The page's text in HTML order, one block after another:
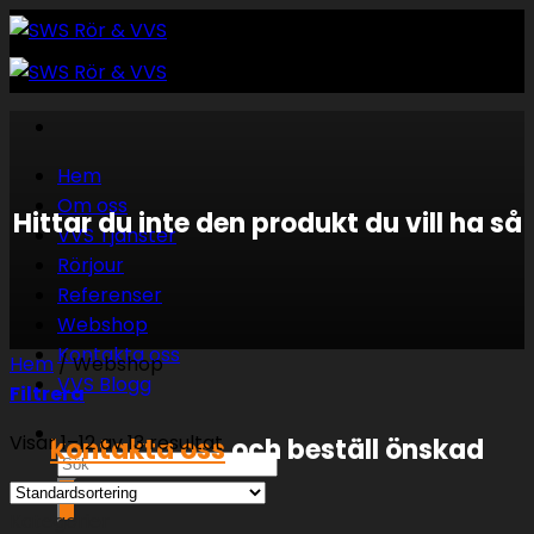
Skip
to
content
Hem
Om oss
VVS Tjänster
Rörjour
Referenser
Webshop
Kontakta oss
VVS Blogg
Sök
efter:
Hittar du inte den produkt du vill ha så
kontakta ossoch beställ önskad
Hem/Webshop
Filtrera
Visar 1–12 av 13 resultat
Kategorier